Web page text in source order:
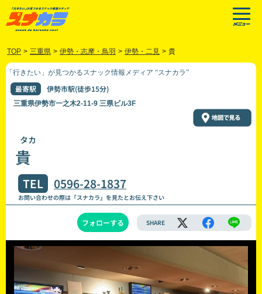
TOP > 三重県 > 伊勢・志摩・鳥羽 > 伊勢・二見 > 貴
「行きたい」が見つかるスナック情報メディア “スナカラ”
最寄駅 伊勢市駅(徒歩15分)
三重県伊勢市一之木2-11-9 三県ビル3F
タカ
貴
TEL 0596-28-1837
お問い合わせの際は「スナカラ」を見たとお伝え下さい
フォローする SHARE